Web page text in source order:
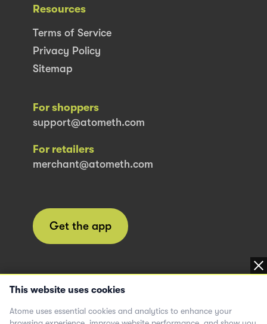
Resources
Terms of Service
Privacy Policy
Sitemap
For shoppers
support@atometh.com
For retailers
merchant@atometh.com
Get the app
Borrow when necessary and within your means.
This website uses cookies
Atome uses essential cookies and analytics to enhance your